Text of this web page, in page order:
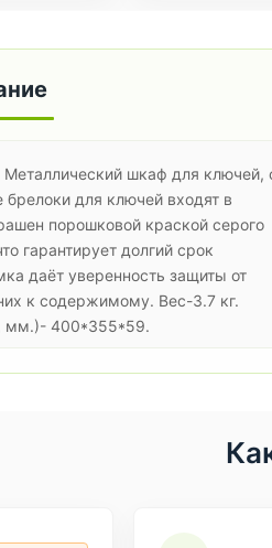
шкаф для ключей,
для ключей входят в
порошковой краской серого
гарантирует долгий срок
даёт уверенность защиты от
к содержимому. Вес-3.7 кг.
мм.)- 400*355*59.